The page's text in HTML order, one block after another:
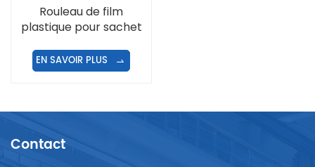
Rouleau de film
plastique pour sachet
à laver
EN SAVOIR PLUS
Contact